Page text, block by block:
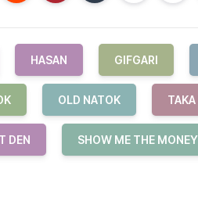
HASAN GIFGARI
OLD NATOK TAKA
DEN SHOW ME THE MONEY